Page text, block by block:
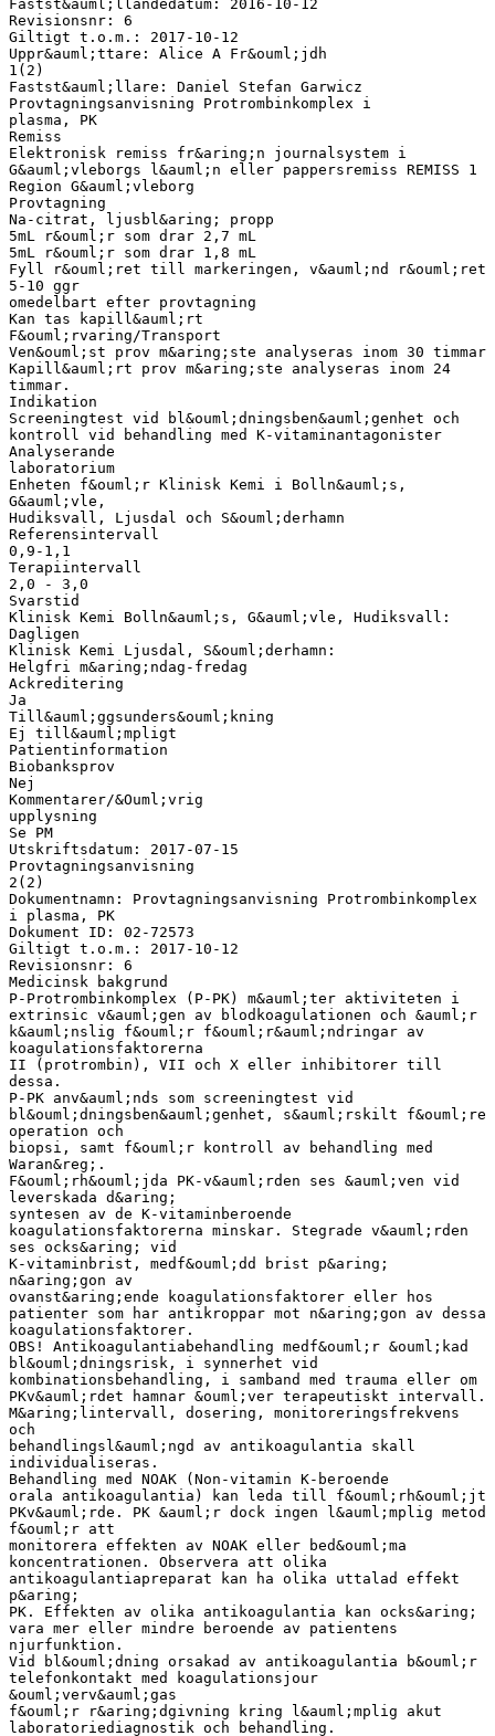
Fastst&auml;llandedatum: 2016-10-12
Revisionsnr: 6
Giltigt t.o.m.: 2017-10-12
Uppr&auml;ttare: Alice A Fr&ouml;jdh
1(2)
Fastst&auml;llare: Daniel Stefan Garwicz
Provtagningsanvisning Protrombinkomplex i
plasma, PK
Remiss
Elektronisk remiss fr&aring;n journalsystem i
G&auml;vleborgs l&auml;n eller pappersremiss REMISS 1
Region G&auml;vleborg
Provtagning
Na-citrat, ljusbl&aring; propp
5mL r&ouml;r som drar 2,7 mL
5mL r&ouml;r som drar 1,8 mL
Fyll r&ouml;ret till markeringen, v&auml;nd r&ouml;ret
5-10 ggr
omedelbart efter provtagning
Kan tas kapill&auml;rt
F&ouml;rvaring/Transport
Ven&ouml;st prov m&aring;ste analyseras inom 30 timmar
Kapill&auml;rt prov m&aring;ste analyseras inom 24
timmar.
Indikation
Screeningtest vid bl&ouml;dningsben&auml;genhet och
kontroll vid behandling med K-vitaminantagonister
Analyserande
laboratorium
Enheten f&ouml;r Klinisk Kemi i Bolln&auml;s,
G&auml;vle,
Hudiksvall, Ljusdal och S&ouml;derhamn
Referensintervall
0,9-1,1
Terapiintervall
2,0 - 3,0
Svarstid
Klinisk Kemi Bolln&auml;s, G&auml;vle, Hudiksvall:
Dagligen
Klinisk Kemi Ljusdal, S&ouml;derhamn:
Helgfri m&aring;ndag-fredag
Ackreditering
Ja
Till&auml;ggsunders&ouml;kning
Ej till&auml;mpligt
Patientinformation
Biobanksprov
Nej
Kommentarer/&Ouml;vrig
upplysning
Se PM
Utskriftsdatum: 2017-07-15
Provtagningsanvisning
2(2)
Dokumentnamn: Provtagningsanvisning Protrombinkomplex
i plasma, PK
Dokument ID: 02-72573
Giltigt t.o.m.: 2017-10-12
Revisionsnr: 6
Medicinsk bakgrund
P-Protrombinkomplex (P-PK) m&auml;ter aktiviteten i
extrinsic v&auml;gen av blodkoagulationen och &auml;r
k&auml;nslig f&ouml;r f&ouml;r&auml;ndringar av
koagulationsfaktorerna
II (protrombin), VII och X eller inhibitorer till
dessa.
P-PK anv&auml;nds som screeningtest vid
bl&ouml;dningsben&auml;genhet, s&auml;rskilt f&ouml;re
operation och
biopsi, samt f&ouml;r kontroll av behandling med
Waran&reg;.
F&ouml;rh&ouml;jda PK-v&auml;rden ses &auml;ven vid
leverskada d&aring;
syntesen av de K-vitaminberoende
koagulationsfaktorerna minskar. Stegrade v&auml;rden
ses ocks&aring; vid
K-vitaminbrist, medf&ouml;dd brist p&aring;
n&aring;gon av
ovanst&aring;ende koagulationsfaktorer eller hos
patienter som har antikroppar mot n&aring;gon av dessa
koagulationsfaktorer.
OBS! Antikoagulantiabehandling medf&ouml;r &ouml;kad
bl&ouml;dningsrisk, i synnerhet vid
kombinationsbehandling, i samband med trauma eller om
PKv&auml;rdet hamnar &ouml;ver terapeutiskt intervall.
M&aring;lintervall, dosering, monitoreringsfrekvens
och
behandlingsl&auml;ngd av antikoagulantia skall
individualiseras.
Behandling med NOAK (Non-vitamin K-beroende
orala antikoagulantia) kan leda till f&ouml;rh&ouml;jt
PKv&auml;rde. PK &auml;r dock ingen l&auml;mplig metod
f&ouml;r att
monitorera effekten av NOAK eller bed&ouml;ma
koncentrationen. Observera att olika
antikoagulantiapreparat kan ha olika uttalad effekt
p&aring;
PK. Effekten av olika antikoagulantia kan ocks&aring;
vara mer eller mindre beroende av patientens
njurfunktion.
Vid bl&ouml;dning orsakad av antikoagulantia b&ouml;r
telefonkontakt med koagulationsjour
&ouml;verv&auml;gas
f&ouml;r r&aring;dgivning kring l&auml;mplig akut
laboratoriediagnostik och behandling.